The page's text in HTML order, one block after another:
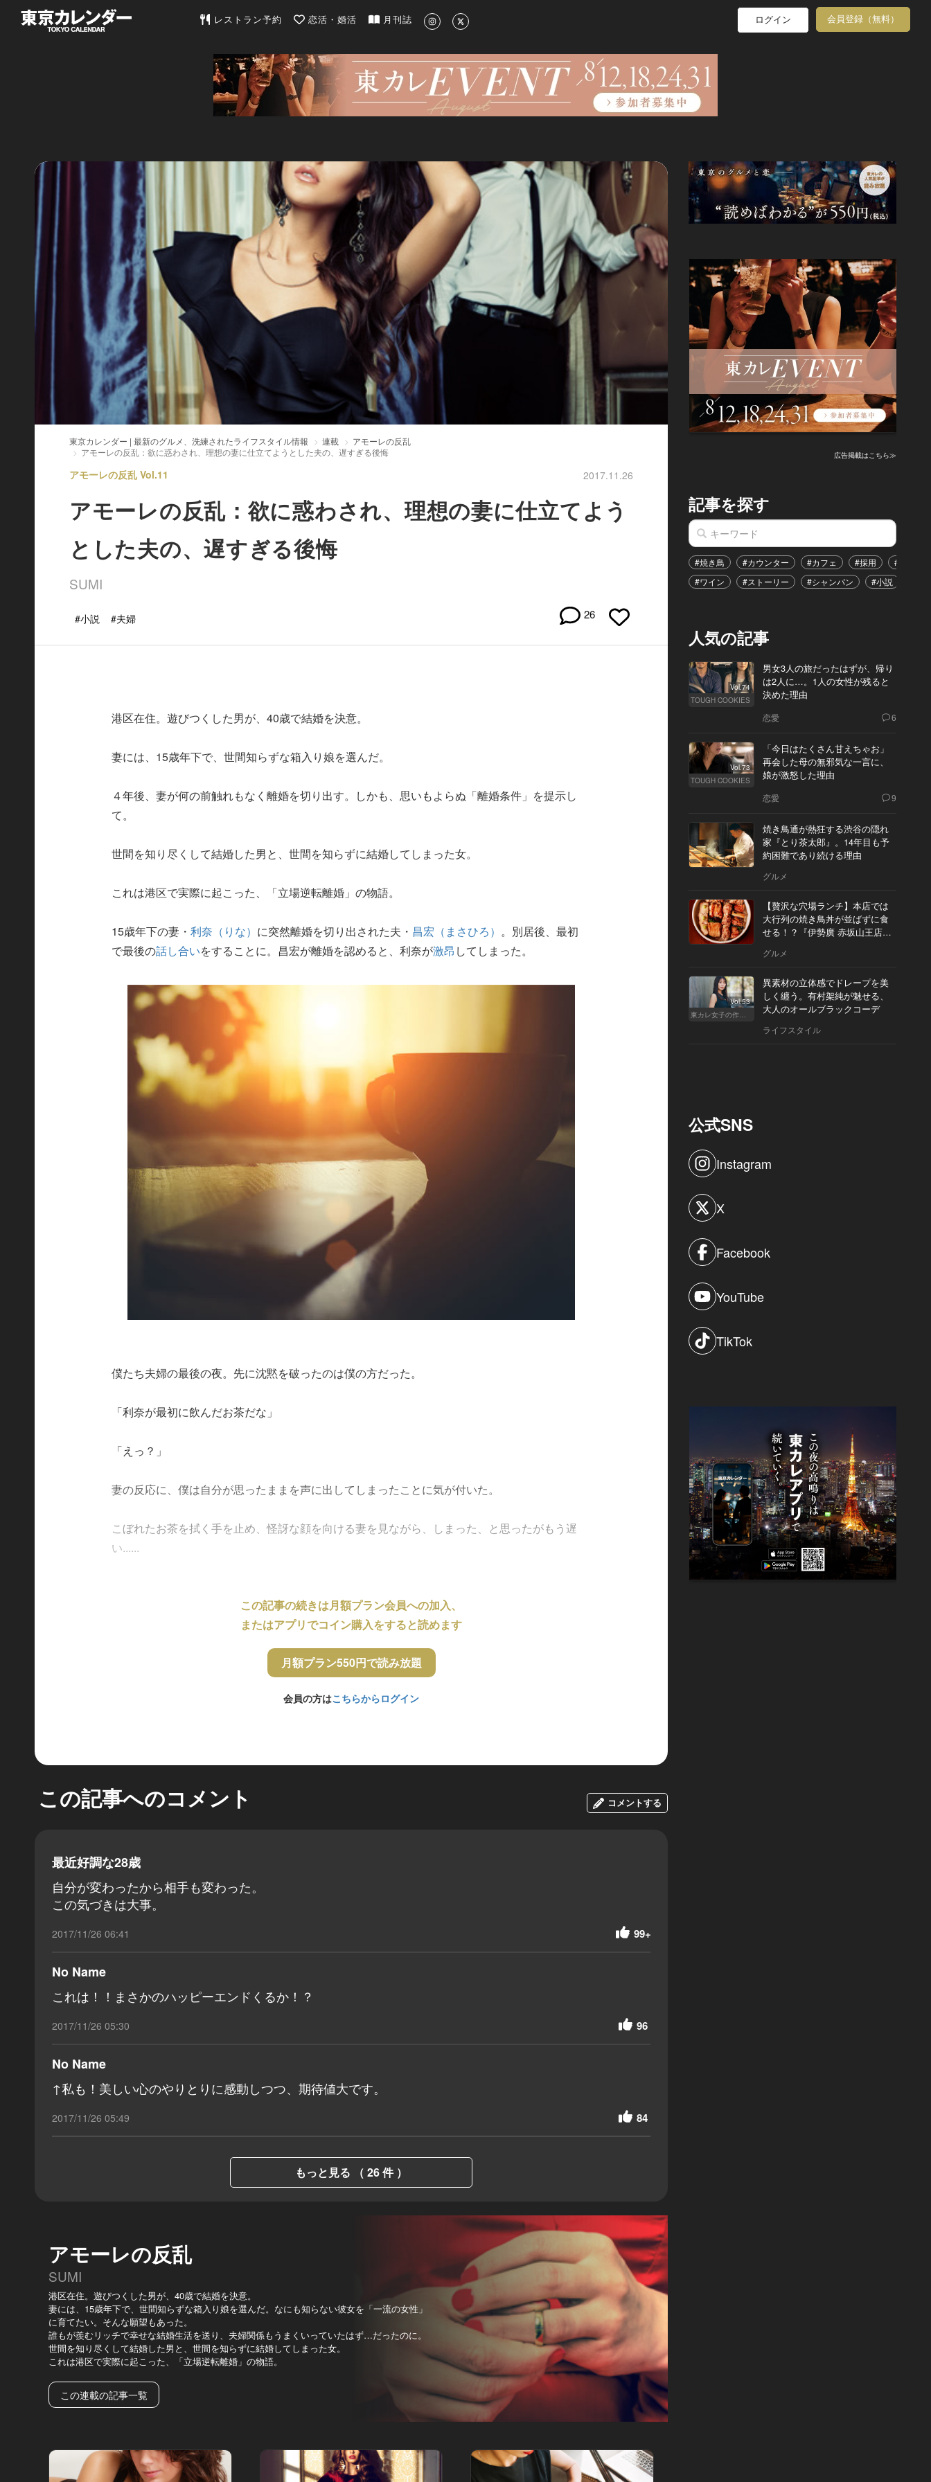
東京カレンダー | 最新のグルメ、洗練されたライフスタイル情報
レストラン予約 恋活・婚活 月刊誌 ログイン 会員登録（無料）
東京カレンダー | 最新のグルメ、洗練されたライフスタイル情報 連載
アモーレの反乱
アモーレの反乱：欲に惑わされ、理想の妻に仕立てようとした夫の、遅すぎる後悔
アモーレの反乱 Vol.11 2017.11.26
アモーレの反乱：欲に惑わされ、理想の妻に仕立てよう
とした夫の、遅すぎる後悔
SUMI
#小説 #夫婦 26
港区在住。遊びつくした男が、40歳で結婚を決意。
妻には、15歳年下で、世間知らずな箱入り娘を選んだ。
４年後、妻が何の前触れもなく離婚を切り出す。しかも、思いもよらぬ「離婚条件」を提示し
て。
世間を知り尽くして結婚した男と、世間を知らずに結婚してしまった女。
これは港区で実際に起こった、「立場逆転離婚」の物語。
15歳年下の妻・利奈（りな） に突然離婚を切り出された夫・ 昌宏（まさひろ） 。別居後、最初
で最後の話し合いをすることに。昌宏が離婚を認めると、利奈が激昂 してしまった。
僕たち夫婦の最後の夜。先に沈黙を破ったのは僕の方だった。
「利奈が最初に飲んだお茶だな」
「えっ？」
妻の反応に、僕は自分が思ったままを声に出してしまったことに気が付いた。
こぼれたお茶を拭く手を止め、怪訝な顔を向ける妻を見ながら、しまった、と思ったがもう遅
い......
この記事の続きは月額プラン会員への加入、
またはアプリでコイン購入をすると読めます
月額プラン550円で読み放題
会員の方はこちらからログイン
この記事へのコメント コメントする
最近好調な28歳
自分が変わったから相手も変わった。
この気づきは大事。
2017/11/26 06:41 99+
No Name
これは！！まさかのハッピーエンドくるか！？
2017/11/26 05:30 96
No Name
↑私も！美しい心のやりとりに感動しつつ、期待値大です。
2017/11/26 05:49 84
もっと見る （ 26 件 ）
アモーレの反乱
SUMI
港区在住。遊びつくした男が、40歳で結婚を決意。
妻には、15歳年下で、世間知らずな箱入り娘を選んだ。なにも知らない彼女を「一流の女性」
に育てたい。そんな願望もあった。
誰もが羨むリッチで幸せな結婚生活を送り、夫婦関係もうまくいっていたはず…だったのに。
世間を知り尽くして結婚した男と、世間を知らずに結婚してしまった女。
これは港区で実際に起こった、「立場逆転離婚」の物語。
この連載の記事一覧
広告掲載はこちら≫
記事を探す
#焼き鳥 #カウンター #カフェ #採用
#恋愛
#ワイン
#ストーリー #シャンパン #小説
人気の記事
Vol.74
TOUGH COOKIES
男女3人の旅だったはずが、帰り
は2人に…。1人の女性が残ると
決めた理由
恋愛 6
Vol.73
TOUGH COOKIES
「今日はたくさん甘えちゃお」
再会した母の無邪気な一言に、
娘が激怒した理由
恋愛 9
焼き鳥通が熱狂する渋谷の隠れ
家『とり茶太郎』。14年目も予
約困難であり続ける理由
グルメ
【贅沢な穴場ランチ】本店では
大行列の焼き鳥丼が並ばずに食
せる！？『伊勢廣 赤坂山王店』
グルメ
Vol.53
東カレ女子の作り方
異素材の立体感でドレープを美
しく纏う。有村架純が魅せる、
大人のオールブラックコーデ
ライフスタイル
公式SNS
Instagram
X
Facebook
YouTube
TikTok